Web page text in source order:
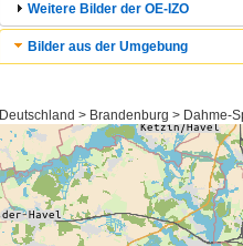
Weitere Bilder der OE-IZO
Bilder aus der Umgebung
Deutschland > Brandenburg > Dahme-